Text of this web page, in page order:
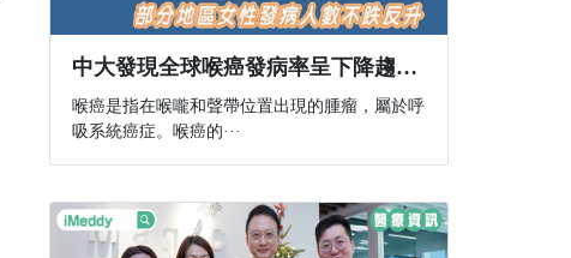
中大發現全球喉癌發病率呈下降趨勢 部分地區女性發病人數不跌反升
喉癌是指在喉嚨和聲帶位置出現的腫瘤，屬於呼
吸系統癌症。喉癌的···